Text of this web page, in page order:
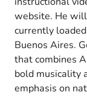
website. He
currently
Buenos Aires.
that combines
bold musicality
emphasis on